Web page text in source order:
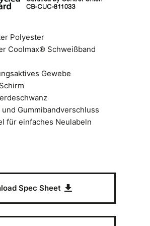
Polyester
Coolmax® Schweißband
Gewebe
Gummibandverschluss
für einfaches Neulabeln
Spec Sheet